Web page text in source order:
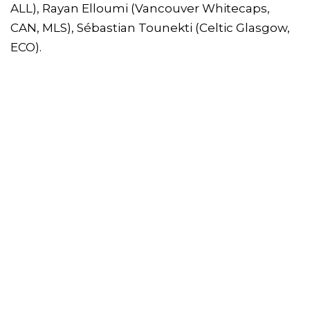
ALL), Rayan Elloumi (Vancouver Whitecaps,
CAN, MLS), Sébastian Tounekti (Celtic Glasgow,
ECO).